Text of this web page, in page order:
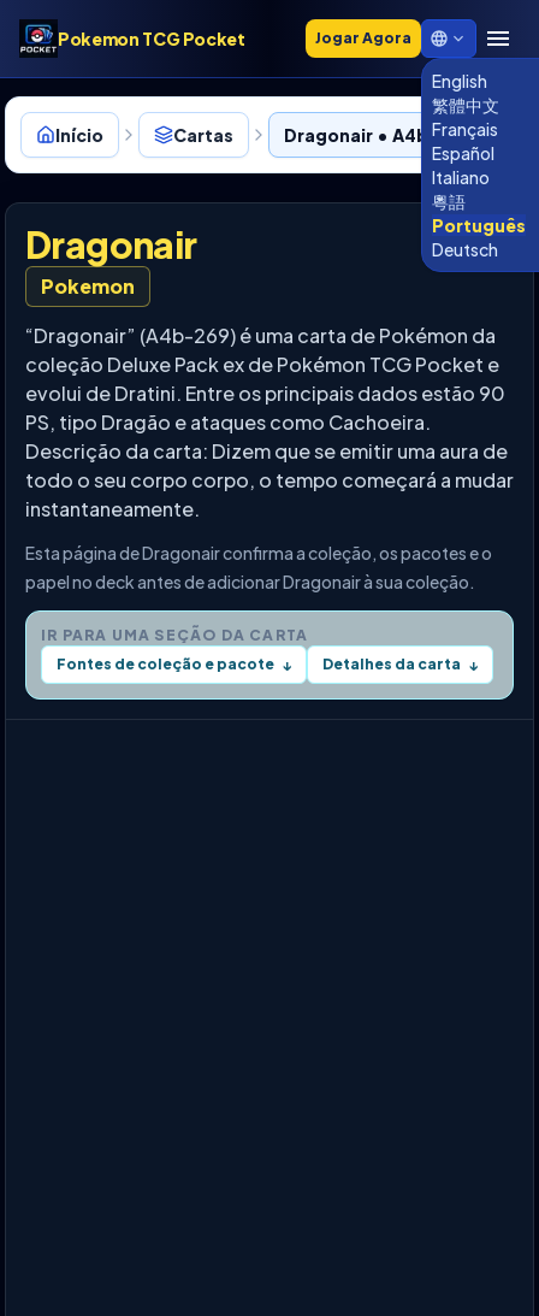
Pokemon TCG Pocket Jogar Agora
English
繁體中文
Français
Español
Italiano
粵語
Português
Deutsch
Início Cartas Dragonair • A4b-269
Dragonair
Pokemon
“Dragonair” (A4b-269) é uma carta de Pokémon da
coleção Deluxe Pack ex de Pokémon TCG Pocket e
evolui de Dratini. Entre os principais dados estão 90
PS, tipo Dragão e ataques como Cachoeira.
Descrição da carta: Dizem que se emitir uma aura de
todo o seu corpo corpo, o tempo começará a mudar
instantaneamente.
Esta página de Dragonair confirma a coleção, os pacotes e o
papel no deck antes de adicionar Dragonair à sua coleção.
IR PARA UMA SEÇÃO DA CARTA
Fontes de coleção e pacote ↓ Detalhes da carta ↓